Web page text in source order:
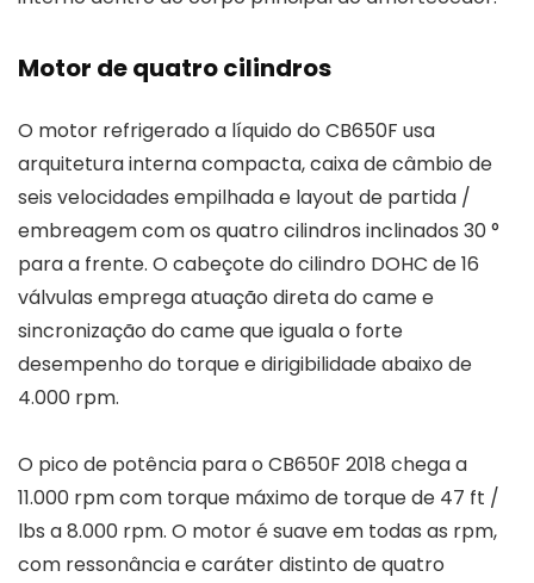
Motor de quatro cilindros
O motor refrigerado a líquido do CB650F usa
arquitetura interna compacta, caixa de câmbio de
seis velocidades empilhada e layout de partida /
embreagem com os quatro cilindros inclinados 30 °
para a frente. O cabeçote do cilindro DOHC de 16
válvulas emprega atuação direta do came e
sincronização do came que iguala o forte
desempenho do torque e dirigibilidade abaixo de
4.000 rpm.
O pico de potência para o CB650F 2018 chega a
11.000 rpm com torque máximo de torque de 47 ft /
lbs a 8.000 rpm. O motor é suave em todas as rpm,
com ressonância e caráter distinto de quatro